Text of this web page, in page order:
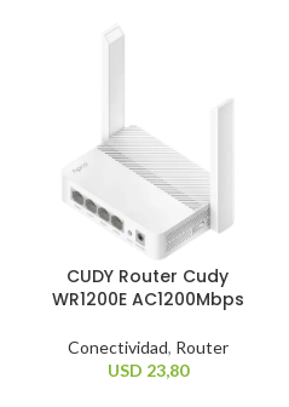
CUDY Router Cudy
WR1200E AC1200Mbps
Conectividad, Router
USD 23,80